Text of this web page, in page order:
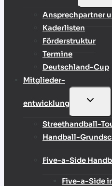
Ansprechpartner
Kaderlisten
Förderstruktur
Termine
Deutschland-Cup
Mitglieder-
entwicklung
Streethandball-
Handball-
Five-a-Side
Five-a-Side